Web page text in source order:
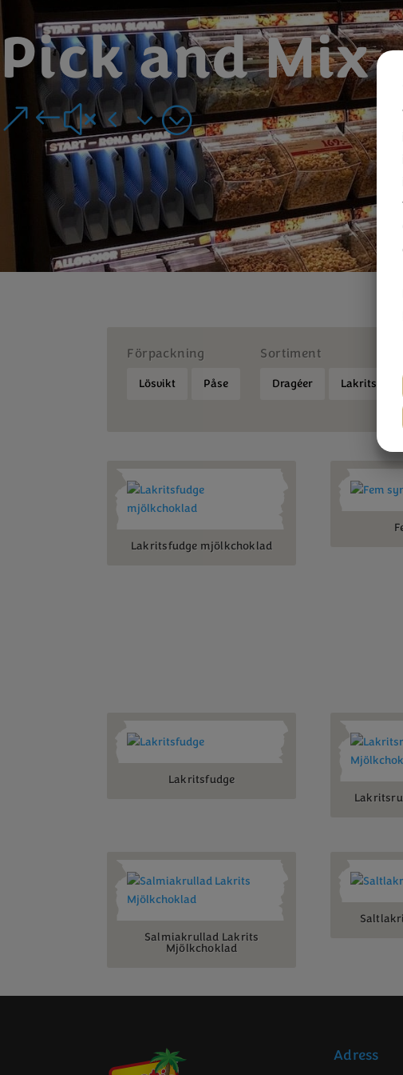
Pick and Mix
&#x43;
Förpackning
Lösvikt Påse
Sortiment
Dragéer Lakrits
Lakritsfudge mjölkchoklad
Lakritsfudge
Salmiakrullad Lakrits
Mjölkchoklad
Adress